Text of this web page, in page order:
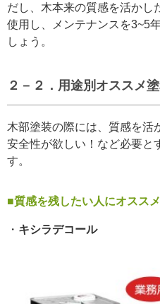
だし、木本来の質感を活かし
使用し、メンテナンスを3~5
しょう。
２－２．用途別オススメ塗
木部塗装の際には、質感を活
安全性が欲しい！など必要と
す。
■質感を残したい人にオスス
・ キシラデコール